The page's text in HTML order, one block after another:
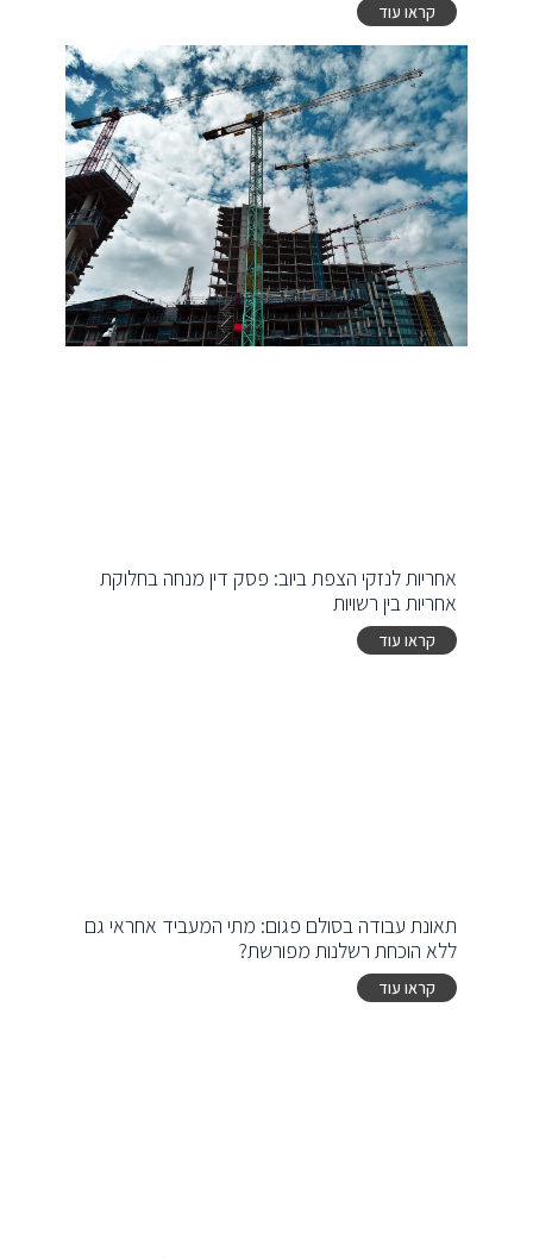
קראו עוד
אחריות לנזקי הצפת ביוב: פסק דין מנחה בחלוקת
אחריות בין רשויות
קראו עוד
תאונת עבודה בסולם פגום: מתי המעביד אחראי גם
ללא הוכחת רשלנות מפורשת?
קראו עוד